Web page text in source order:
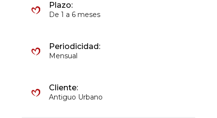
Plazo:
De 1 a 6 meses
Periodicidad:
Mensual
Cliente:
Antiguo Urbano